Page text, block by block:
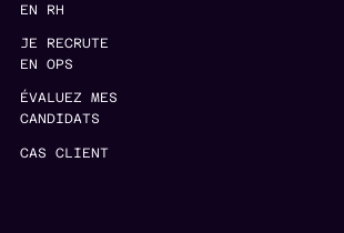
EN RH
JE RECRUTE
EN OPS
ÉVALUEZ MES
CANDIDATS
CAS CLIENT